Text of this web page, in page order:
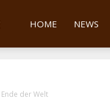
Filmfutter
HOME NEWS
der Welt